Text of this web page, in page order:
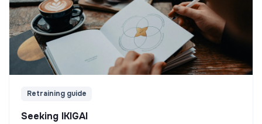
Retraining guide
Seeking IKIGAI